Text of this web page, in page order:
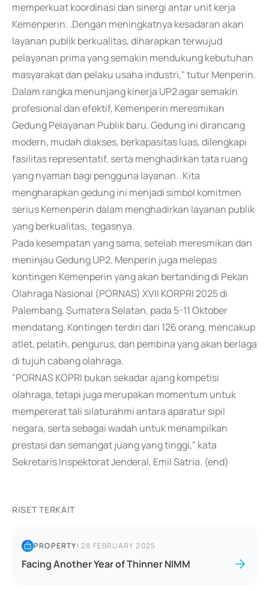
memperkuat koordinasi dan sinergi antar unit kerja
Kemenperin. .Dengan meningkatnya kesadaran akan
layanan publik berkualitas, diharapkan terwujud
pelayanan prima yang semakin mendukung kebutuhan
masyarakat dan pelaku usaha industri," tutur Menperin.
Dalam rangka menunjang kinerja UP2 agar semakin
profesional dan efektif, Kemenperin meresmikan
Gedung Pelayanan Publik baru. Gedung ini dirancang
modern, mudah diakses, berkapasitas luas, dilengkapi
fasilitas representatif, serta menghadirkan tata ruang
yang nyaman bagi pengguna layanan. .Kita
mengharapkan gedung ini menjadi simbol komitmen
serius Kemenperin dalam menghadirkan layanan publik
yang berkualitas,. tegasnya.
Pada kesempatan yang sama, setelah meresmikan dan
meninjau Gedung UP2, Menperin juga melepas
kontingen Kemenperin yang akan bertanding di Pekan
Olahraga Nasional (PORNAS) XVII KORPRI 2025 di
Palembang, Sumatera Selatan, pada 5-11 Oktober
mendatang. Kontingen terdiri dari 126 orang, mencakup
atlet, pelatih, pengurus, dan pembina yang akan berlaga
di tujuh cabang olahraga.
"PORNAS KOPRI bukan sekadar ajang kompetisi
olahraga, tetapi juga merupakan momentum untuk
mempererat tali silaturahmi antara aparatur sipil
negara, serta sebagai wadah untuk menampilkan
prestasi dan semangat juang yang tinggi," kata
Sekretaris Inspektorat Jenderal, Emil Satria. (end)
RISET TERKAIT
PROPERTY|28 FEBRUARY 2025
Facing Another Year of Thinner NIMM